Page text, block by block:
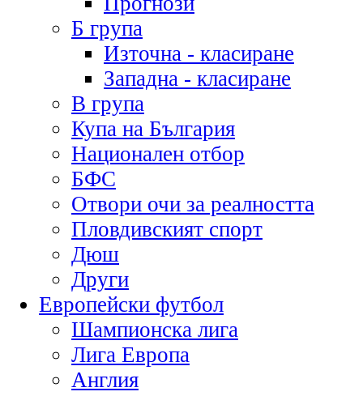
Б група
Източна - класиране
Западна - класиране
В група
Купа на България
Национален отбор
БФС
Отвори очи за реалността
Пловдивският спорт
Дюш
Други
Европейски футбол
Шампионска лига
Лига Европа
Англия